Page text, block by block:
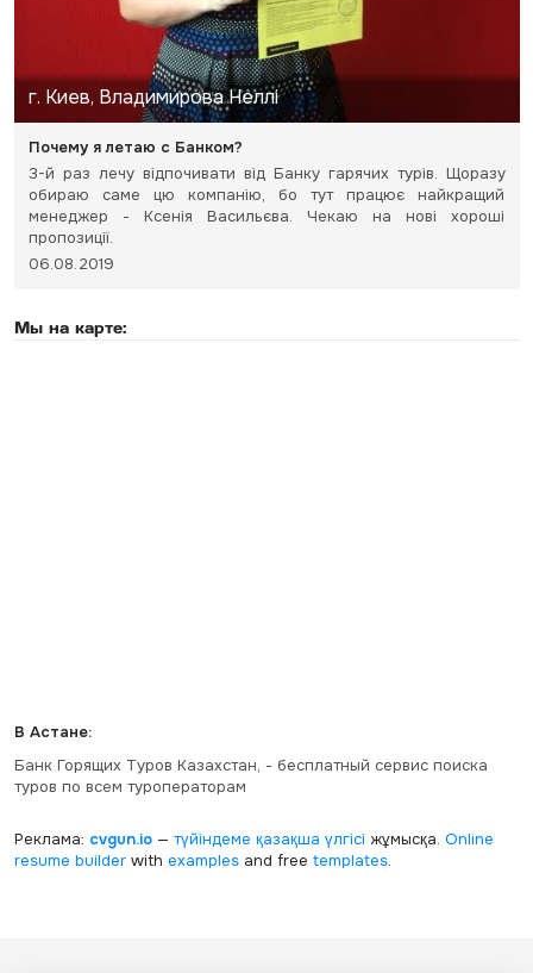
г. Киев, Владимирова Неллі
Почему я летаю с Банком?
3-й раз лечу відпочивати від Банку гарячих турів. Щоразу
обираю саме цю компанію, бо тут працює найкращий
менеджер - Ксенія Васильєва. Чекаю на нові хороші
пропозиції.
06.08.2019
Мы на карте:
В Астане:
Банк Горящих Туров Казахстан, - бесплатный сервис поиска
туров по всем туроператорам
Реклама: cvgun.io— түйіндеме қазақша үлгісі жұмысқа. Online
resume builderwith examplesand free templates.